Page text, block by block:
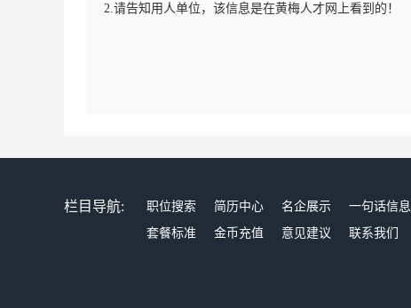
2.请告知用人单位，该信息是在黄梅人才网上看到的！
栏目导航: 职位搜索 简历中心 名企展示 一句话信息
套餐标准
金币充值 意见建议 联系我们